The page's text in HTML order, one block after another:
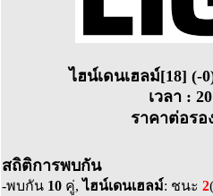
ไฮน์เดนเฮลม์[18] (-
เวลา :
ราคาต่อรอ
สถิติการพบกัน
-พบกัน 10 คู่,ไฮน์เดนเฮลม์: ชนะ 2(